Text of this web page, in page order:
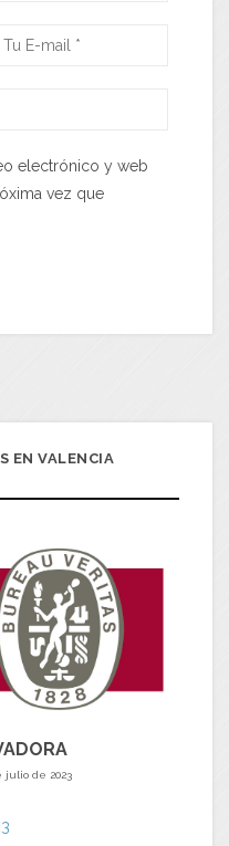
electrónico y web
vez que
EN VALENCIA
julio de 2023